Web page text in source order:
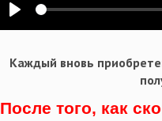
Воспроизвести
Каждый вновь
После того, как